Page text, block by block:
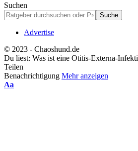
Suchen
Advertise
© 2023 - Chaoshund.de
Du liest: Was ist eine Otitis-Externa-
Teilen
Benachrichtigung Mehr anzeigen
Schriftgrößenanpassung
Aa